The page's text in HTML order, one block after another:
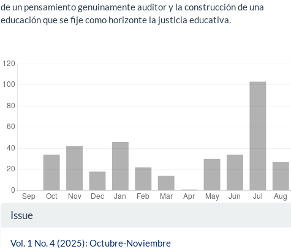
de un pensamiento genuinamente auditor y la construcción de una
educación que se fije como horizonte la justicia educativa.
Article
Details
Issue
Vol. 1 No. 4 (2025): Octubre-Noviembre